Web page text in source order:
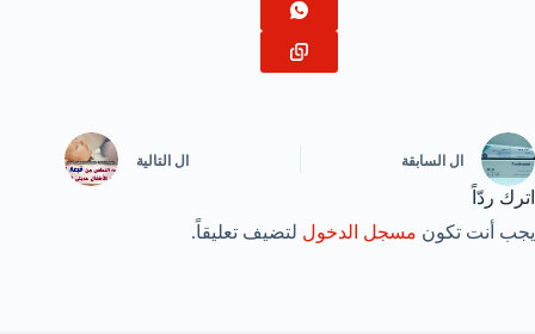
ال السابقة ال التالية
اترك ردّاً
يجب أنت تكون مسجل الدخول لتضيف تعليقاً.